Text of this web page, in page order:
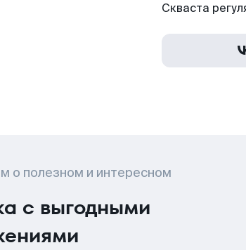
Скваста
о полезном и интересном
с выгодными